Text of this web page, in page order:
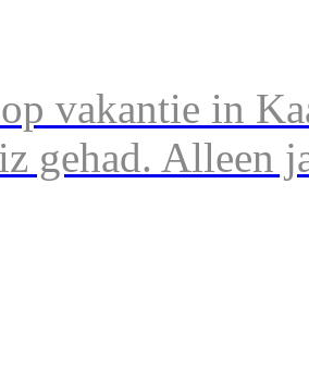
vakantie in
gehad. Alleen